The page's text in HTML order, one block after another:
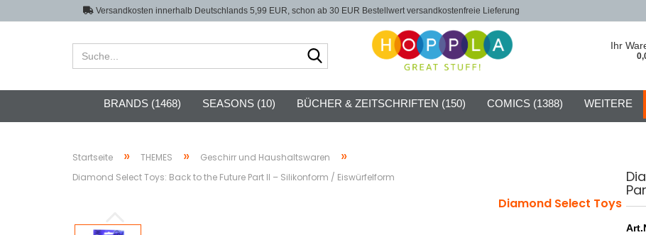
Versandkosten innerhalb Deutschlands 5,99 EUR, schon ab 30 EUR Bestellwert versandkostenfreie Lieferung
Ihr
BRANDS (1468) SEASONS (10) BÜCHER & ZEITSCHRIFTEN (150) COMICS (1388) WEITERE
Startseite » THEMES » Geschirr und Haushaltswaren »
Diamond Select Toys: Back to the Future Part II – Silikonform / Eiswürfelform
Diamond Select Toys